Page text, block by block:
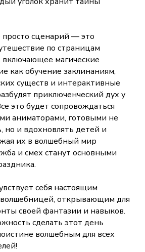
сценарий — это
по страницам
магические
как обучение заклинаниям,
существ и интерактивные
приключенческий дух у
это будет сопровождаться
аниматорами, готовыми не
но и вдохновлять детей и
их в волшебный мир
и смех станут основными
себя настоящим
открывающим для
своей фантазии и навыков.
сделать этот день
волшебным для всех